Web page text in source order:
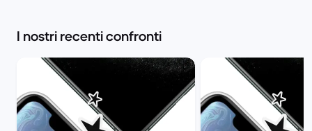
I nostri recenti confronti